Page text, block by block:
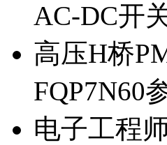
AC-DC开
高压H桥
FQP7N60
电子工程